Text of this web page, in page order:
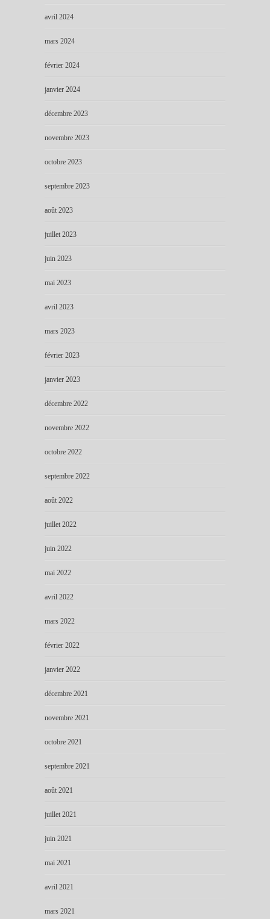
avril 2024
mars 2024
février 2024
janvier 2024
décembre 2023
novembre 2023
octobre 2023
septembre 2023
août 2023
juillet 2023
juin 2023
mai 2023
avril 2023
mars 2023
février 2023
janvier 2023
décembre 2022
novembre 2022
octobre 2022
septembre 2022
août 2022
juillet 2022
juin 2022
mai 2022
avril 2022
mars 2022
février 2022
janvier 2022
décembre 2021
novembre 2021
octobre 2021
septembre 2021
août 2021
juillet 2021
juin 2021
mai 2021
avril 2021
mars 2021